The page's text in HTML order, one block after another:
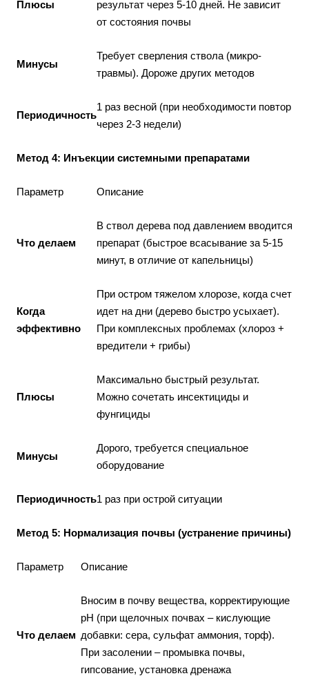
Плюсы
результат через 5-10 дней. Не зависит
от состояния почвы
Минусы
Требует сверления ствола (микро-
травмы). Дороже других методов
Периодичность
1 раз весной (при необходимости повтор
через 2-3 недели)
Метод 4: Инъекции системными препаратами
Параметр Описание
Что делаем
В ствол дерева под давлением вводится
препарат (быстрое всасывание за 5-15
минут, в отличие от капельницы)
Когда
эффективно
При остром тяжелом хлорозе, когда счет
идет на дни (дерево быстро усыхает).
При комплексных проблемах (хлороз +
вредители + грибы)
Плюсы
Максимально быстрый результат.
Можно сочетать инсектициды и
фунгициды
Минусы
Дорого, требуется специальное
оборудование
Периодичность1 раз при острой ситуации
Метод 5: Нормализация почвы (устранение причины)
Параметр Описание
Что делаем
Вносим в почву вещества, корректирующие
pH (при щелочных почвах – кислующие
добавки: сера, сульфат аммония, торф).
При засолении – промывка почвы,
гипсование, установка дренажа